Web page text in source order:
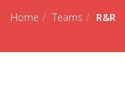
Home Teams R&R